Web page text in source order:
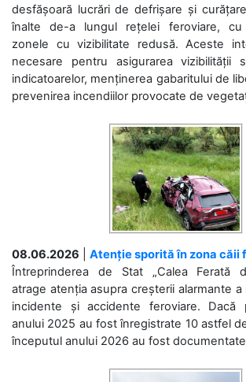
desfășoară lucrări de defrișare și
înalte de-a lungul rețelei feroviare,
zonele cu vizibilitate redusă. Aceste
necesare pentru asigurarea vizibilității
indicatoarelor, menținerea gabaritului de
prevenirea incendiilor provocate de
08.06.2026
Atenție sporită în zona căii
Întreprinderea de Stat „Calea Ferată
atrage atenția asupra creșterii alarmante a
incidente și accidente feroviare. Dacă
anului 2025 au fost înregistrate 10 astfel
începutul anului 2026 au fost documentate